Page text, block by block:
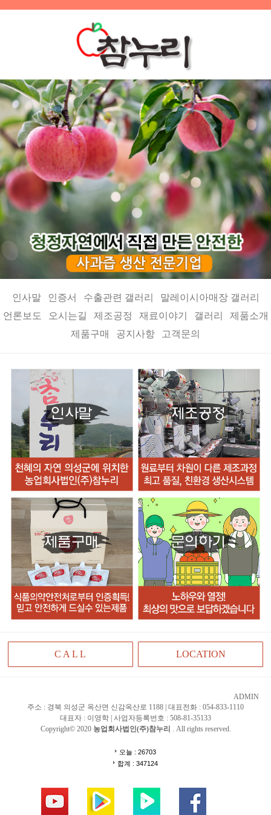
인사말 인증서 수출관련 갤러리
말레이시아매장 갤러리
언론보도
오시는길 제조공정 재료이야기 갤러리
제품소개
제품구매
공지사항 고객문의
C A L L LOCATION
ADMIN
주소 : 경북 의성군 옥산면 신감옥산로 1188 | 대표전화 : 054-833-1110
대표자 : 이영학 | 사업자등록번호 : 508-81-35133
Copyright© 2020 농업회사법인(주)참누리 . All rights reserved.
오늘 : 26703
합계 : 347124